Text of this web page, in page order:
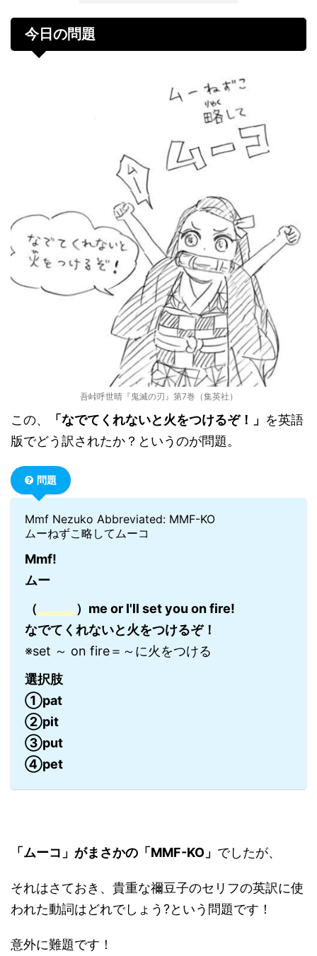
今日の問題
吾峠呼世晴『鬼滅の刃』第7巻（集英社）
この、 「なでてくれないと火をつけるぞ！」 を英語
版でどう訳されたか？というのが問題。
問題
Mmf Nezuko Abbreviated: MMF-KO
ムーねずこ略してムーコ
Mmf!
ムー
（
）me or I'll set you on fire!
なでてくれないと火をつけるぞ！
※set ～ on fire＝～に火をつける
選択肢
①pat
②pit
③put
④pet
「ムーコ」がまさかの「MMF-KO」 でしたが、
それはさておき、貴重な禰豆子のセリフの英訳に使
われた動詞はどれでしょう?という問題です！
意外に難題です！